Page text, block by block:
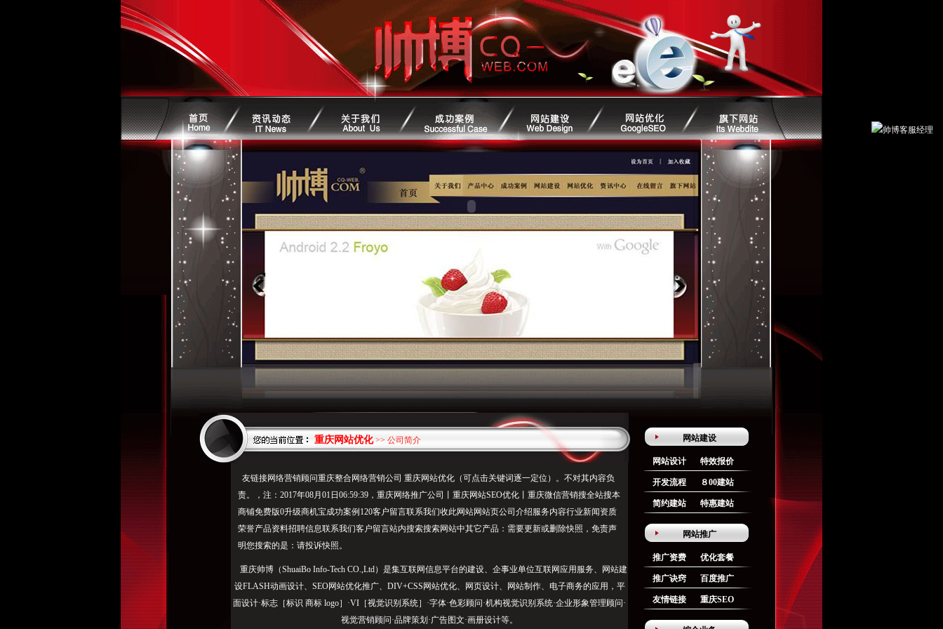
重庆网站优化>> 公司简介
友链接网络营销顾问重庆整合网络营销公司 重庆网站优化（可点击关键词逐一定位）。不对其内容负
责。，注：2017年08月01日06:59:39，重庆网络推广公司丨重庆网站SEO优化丨重庆微信营销搜全站搜本
商铺免费版0升级商机宝成功案例120客户留言联系我们收此网站网站页公司介绍服务内容行业新闻资质
荣誉产品资料招聘信息联系我们客户留言站内搜索搜索网站中其它产品：需要更新或删除快照，免责声
明您搜索的是：请投诉快照。
重庆帅博（ShuaiBo Info-Tech CO.,Ltd）是集互联网信息平台的建设、企事业单位互联网应用服务、网站建
设FLASH动画设计、SEO网站优化推广、DIV+CSS网站优化、网页设计、网站制作、电子商务的应用，平
面设计·标志［标识 商标 logo］·VI［视觉识别系统］·字体·色彩顾问·机构视觉识别系统·企业形象管理顾问·
视觉营销顾问·品牌策划·广告图文·画册设计等。
网站建设
网站设计 特效报价
开发流程 ８00建站
简约建站 特惠建站
网站推广
推广资费 优化套餐
推广诀窍 百度推广
友情链接 重庆SEO